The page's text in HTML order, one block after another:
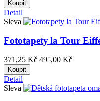
Koupit
Detail
Sleva
Fototapety la Tour
371,25 Kč 495,00 Kč
Koupit
Detail
Sleva